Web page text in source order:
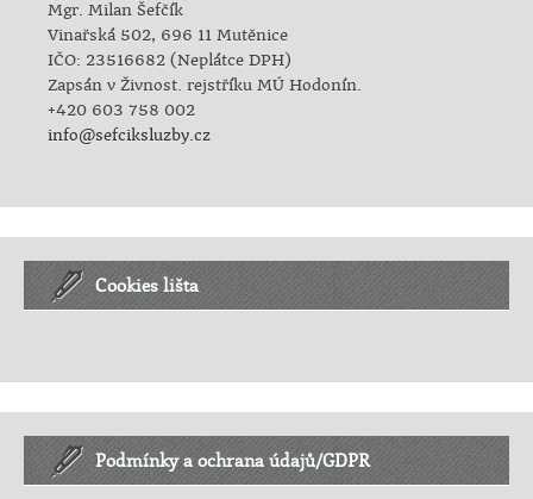
Mgr. Milan Šefčík
Vinařská 502, 696 11 Mutěnice
IČO: 23516682 (Neplátce DPH)
Zapsán v Živnost. rejstříku MÚ Hodonín.
+420 603 758 002
info@sefciksluzby.cz
Cookies lišta
Podmínky a ochrana údajů/GDPR